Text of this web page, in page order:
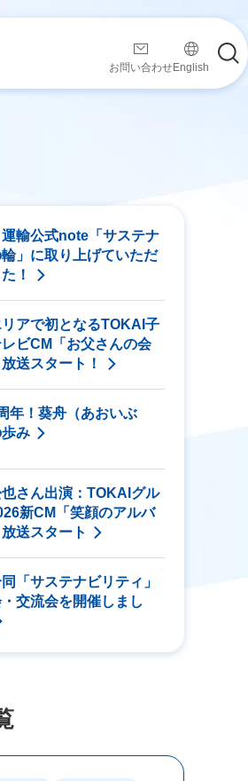
お問い合わせEnglish
ガンを策
輸公式note「サステナ
」に取り上げていただ
！
アで初となるTOKAI子
ビCM「お父さんの会
送スタート！
年！葵舟（あおいぶ
み
さん出演：TOKAIグル
新CM「笑顔のアルバ
送スタート
「サステナビリティ」
交流会を開催しまし